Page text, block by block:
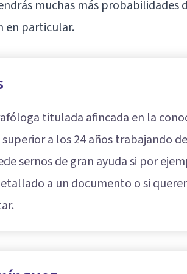
muchas más probabilidades
en particular.
titulada afincada en la
a los 24 años trabajando
sernos de gran ayuda si por
a un documento o si